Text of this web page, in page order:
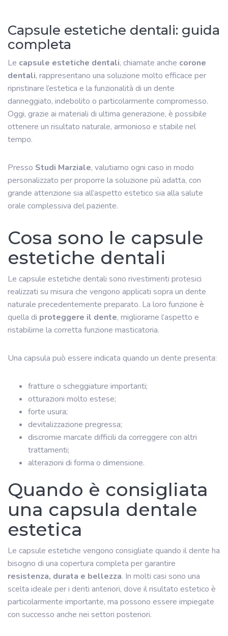
Capsule estetiche dentali: guida
completa
Le capsule estetiche dentali, chiamate anche corone
dentali, rappresentano una soluzione molto efficace per
ripristinare l’estetica e la funzionalità di un dente
danneggiato, indebolito o particolarmente compromesso.
Oggi, grazie ai materiali di ultima generazione, è possibile
ottenere un risultato naturale, armonioso e stabile nel
tempo.
Presso Studi Marziale, valutiamo ogni caso in modo
personalizzato per proporre la soluzione più adatta, con
grande attenzione sia all’aspetto estetico sia alla salute
orale complessiva del paziente.
Cosa sono le capsule
estetiche dentali
Le capsule estetiche dentali sono rivestimenti protesici
realizzati su misura che vengono applicati sopra un dente
naturale precedentemente preparato. La loro funzione è
quella di proteggere il dente, migliorarne l’aspetto e
ristabilirne la corretta funzione masticatoria.
Una capsula può essere indicata quando un dente presenta:
fratture o scheggiature importanti;
otturazioni molto estese;
forte usura;
devitalizzazione pregressa;
discromie marcate difficili da correggere con altri
trattamenti;
alterazioni di forma o dimensione.
Quando è consigliata
una capsula dentale
estetica
Le capsule estetiche vengono consigliate quando il dente ha
bisogno di una copertura completa per garantire
resistenza, durata e bellezza. In molti casi sono una
scelta ideale per i denti anteriori, dove il risultato estetico è
particolarmente importante, ma possono essere impiegate
con successo anche nei settori posteriori.